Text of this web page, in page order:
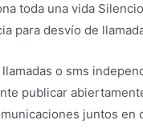
toda una vida
para desvío de
o sms
publicar
juntos en